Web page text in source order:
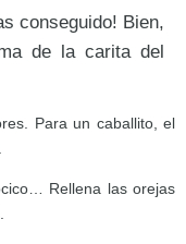
conseguido! Bien,
de la carita del
Para un caballito, el
Rellena las orejas